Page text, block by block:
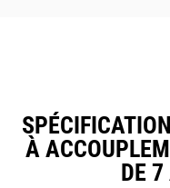
À
DE